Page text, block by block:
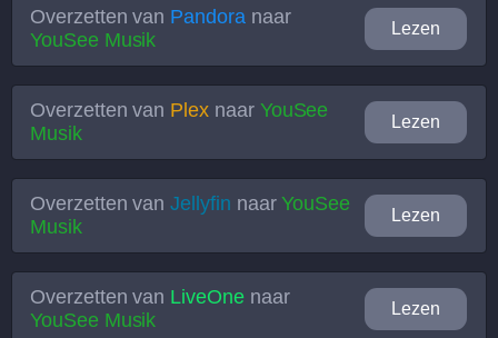
Overzetten van Pandoranaar
YouSee Musik
Lezen
Overzetten van Plex naar YouSee
Musik
Lezen
Overzetten vanJellyfin naarYouSee
Musik
Lezen
Overzetten van LiveOnenaar
YouSee Musik
Lezen